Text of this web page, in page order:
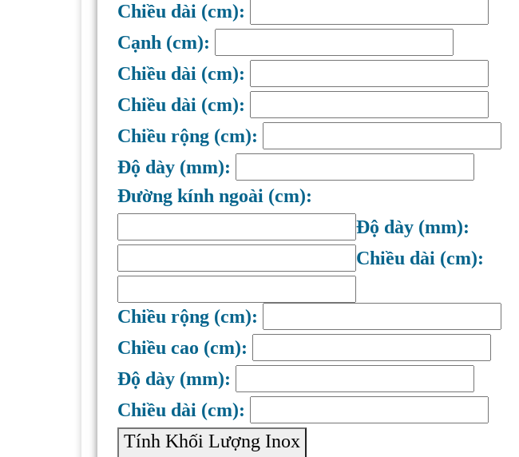
Chiều dài (cm):
Cạnh (cm):
Chiều dài (cm):
Chiều dài (cm):
Chiều rộng (cm):
Độ dày (mm):
Đường kính ngoài (cm):
Độ dày (mm):
Chiều dài (cm):
Chiều rộng (cm):
Chiều cao (cm):
Độ dày (mm):
Chiều dài (cm):
Tính Khối Lượng Inox